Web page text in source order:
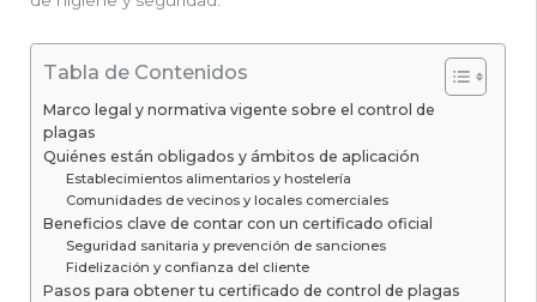
Tabla de Contenidos
Marco legal y normativa vigente sobre el control de
plagas
Quiénes están obligados y ámbitos de aplicación
Establecimientos alimentarios y hostelería
Comunidades de vecinos y locales comerciales
Beneficios clave de contar con un certificado oficial
Seguridad sanitaria y prevención de sanciones
Fidelización y confianza del cliente
Pasos para obtener tu certificado de control de plagas